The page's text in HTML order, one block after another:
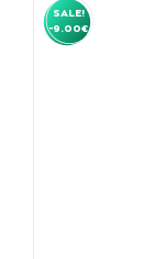
SALE!
-9.00€